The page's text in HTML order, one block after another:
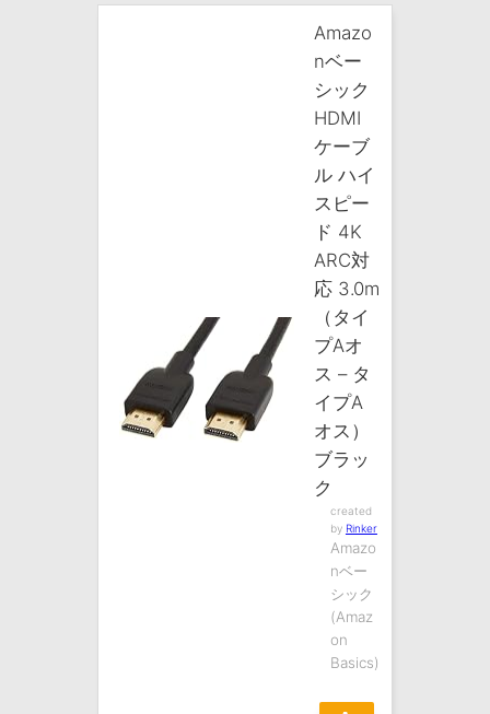
Amazo
nベー
シック
HDMI
ケーブ
ル ハイ
スピー
ド 4K
ARC対
応 3.0m
（タイ
プAオ
ス – タ
イプA
オス）
ブラッ
ク
created
by Rinker
Amazo
nベー
シック
(Amaz
on
Basics)